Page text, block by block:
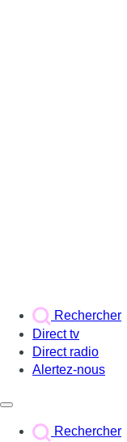
Rechercher
Direct tv
Direct radio
Alertez-nous
Rechercher